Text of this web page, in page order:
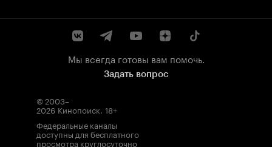
Мы всегда готовы вам помочь.
Задать вопрос
© 2003–
2026 Кинопоиск. 18+
Федеральные каналы
доступны для бесплатного
просмотра круглосуточно